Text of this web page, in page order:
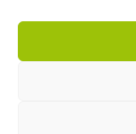
Leveringsservice in